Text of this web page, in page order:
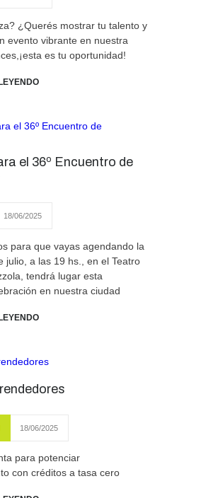
¿Querés mostrar tu talento y
evento vibrante en nuestra
es tu oportunidad!
el 36º Encuentro de
18/06/2025
para que vayas agendando la
julio, a las 19 hs., en el Teatro
tendrá lugar esta
en nuestra ciudad
18/06/2025
para potenciar
con créditos a tasa cero